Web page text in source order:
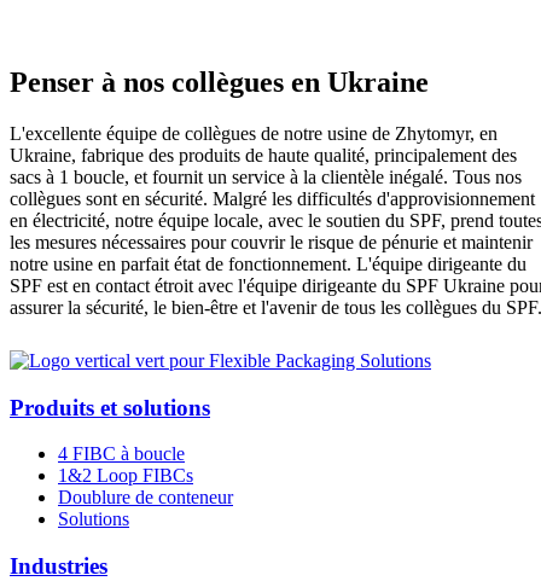
Penser à nos collègues en Ukraine
L'excellente équipe de collègues de notre usine de Zhytomyr, en
Ukraine, fabrique des produits de haute qualité, principalement des
sacs à 1 boucle, et fournit un service à la clientèle inégalé. Tous nos
collègues sont en sécurité. Malgré les difficultés d'approvisionnement
en électricité, notre équipe locale, avec le soutien du SPF, prend
les mesures nécessaires pour couvrir le risque de pénurie et maintenir
notre usine en parfait état de fonctionnement. L'équipe dirigeante du
SPF est en contact étroit avec l'équipe dirigeante du SPF Ukraine
assurer la sécurité, le bien-être et l'avenir de tous les collègues du SPF.
Produits et solutions
4 FIBC à boucle
1&2 Loop FIBCs
Doublure de conteneur
Solutions
Industries